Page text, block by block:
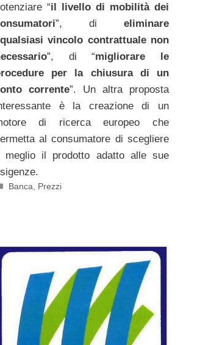
“il livello di mobilità dei
”, di eliminare
vincolo contrattuale non
”, di “migliorare le
per la chiusura di un
corrente”. Un altra proposta
è la creazione di un
di ricerca europeo che
al consumatore di scegliere
meglio il prodotto adatto alle sue
Categorie
Banca Prezzi